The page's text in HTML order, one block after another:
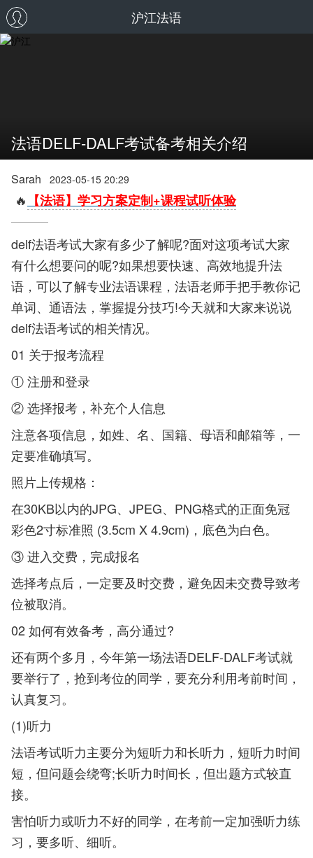
沪江法语
法语DELF-DALF考试备考相关介绍
Sarah 2023-05-15 20:29
🔥 【法语】学习方案定制+课程试听体验
delf法语考试大家有多少了解呢?面对这项考试大家
有什么想要问的呢?如果想要快速、高效地提升法
语，可以了解专业法语课程，法语老师手把手教你记
单词、通语法，掌握提分技巧!今天就和大家来说说
delf法语考试的相关情况。
01 关于报考流程
① 注册和登录
② 选择报考，补充个人信息
注意各项信息，如姓、名、国籍、母语和邮箱等，一
定要准确填写。
照片上传规格：
在30KB以内的JPG、JPEG、PNG格式的正面免冠
彩色2寸标准照 (3.5cm X 4.9cm)，底色为白色。
③ 进入交费，完成报名
选择考点后，一定要及时交费，避免因未交费导致考
位被取消。
02 如何有效备考，高分通过?
还有两个多月，今年第一场法语DELF-DALF考试就
要举行了，抢到考位的同学，要充分利用考前时间，
认真复习。
(1)听力
法语考试听力主要分为短听力和长听力，短听力时间
短，但问题会绕弯;长听力时间长，但出题方式较直
接。
害怕听力或听力不好的同学，在考前一定加强听力练
习，要多听、细听。